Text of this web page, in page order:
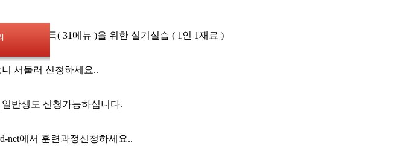
기능사취득( 31메뉴 )을 위한 실기실습 ( 1인 1재료 )
서둘러 신청하세요..
반생도 신청가능하십니다.
net에서 훈련과정신청하세요..